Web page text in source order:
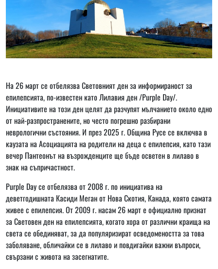
На 26 март се отбелязва Световният ден за информираност за
епилепсията, по-известен като Лилавия ден /Purple Day/.
Инициативите на този ден целят да разчупят мълчанието около едно
от най-разпространените, но често погрешно разбирани
неврологични състояния. И през 2025 г. Община Русе се включва в
каузата на Асоциацията на родители на деца с епилепсия, като тази
вечер Пантеонът на възрожденците ще бъде осветен в лилаво в
знак на съпричастност.
Purple Day се отбелязва от 2008 г. по инициатива на
деветгодишната Касиди Меган от Нова Скотия, Канада, която самата
живее с епилепсия. От 2009 г. насам 26 март е официално признат
за Световен ден на епилепсията, когато хора от различни краища на
света се обединяват, за да популяризират осведомеността за това
заболяване, обличайки се в лилаво и повдигайки важни въпроси,
свързани с живота на засегнатите.